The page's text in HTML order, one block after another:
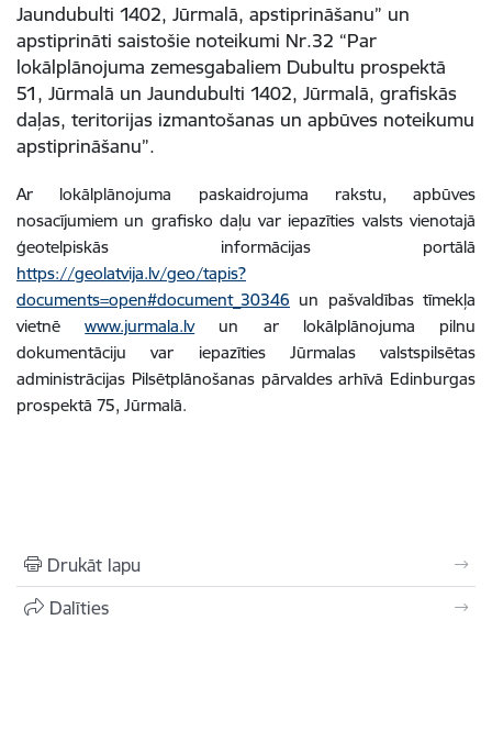
Jaundubulti 1402, Jūrmalā, apstiprināšanu” un
apstiprināti saistošie noteikumi Nr.32 “Par
lokālplānojuma zemesgabaliem Dubultu prospektā
51, Jūrmalā un Jaundubulti 1402, Jūrmalā, grafiskās
daļas, teritorijas izmantošanas un apbūves noteikumu
apstiprināšanu”.
Ar lokālplānojuma paskaidrojuma rakstu, apbūves
nosacījumiem un grafisko daļu var iepazīties valsts vienotajā
ģeotelpiskās informācijas portālā
https://geolatvija.lv/geo/tapis?
documents=open#document_30346 un pašvaldības tīmekļa
vietnēwww.jurmala.lvun ar lokālplānojuma pilnu
dokumentāciju var iepazīties Jūrmalas valstspilsētas
administrācijas Pilsētplānošanas pārvaldes arhīvā Edinburgas
prospektā 75, Jūrmalā.
Drukāt lapu
Dalīties